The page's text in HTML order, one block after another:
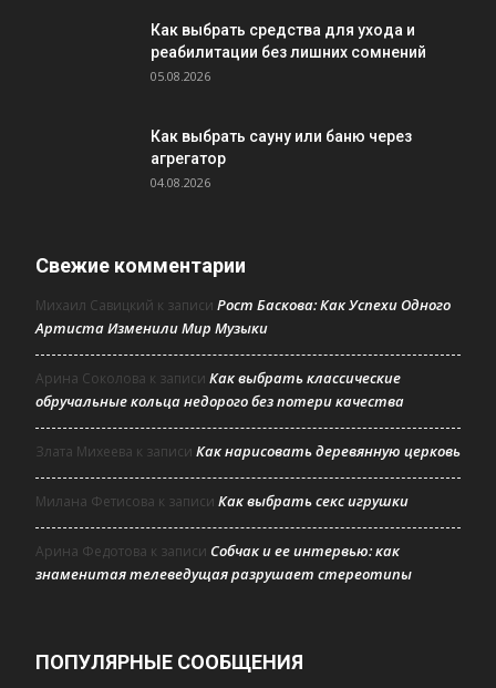
Как выбрать средства для ухода и
реабилитации без лишних сомнений
05.08.2026
Как выбрать сауну или баню через
агрегатор
04.08.2026
Свежие комментарии
Михаил Савицкий к записи Рост Баскова: Как Успехи Одного
Артиста Изменили Мир Музыки
Арина Соколова к записи Как выбрать классические
обручальные кольца недорого без потери качества
Злата Михеева к записи Как нарисовать деревянную церковь
Милана Фетисова к записи Как выбрать секс игрушки
Арина Федотова к записи Собчак и ее интервью: как
знаменитая телеведущая разрушает стереотипы
ПОПУЛЯРНЫЕ СООБЩЕНИЯ